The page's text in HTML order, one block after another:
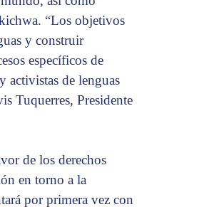
“Los objetivos
y construir
específicos de
activistas de lenguas
Tuquerres, Presidente
de los derechos
en torno a la
por primera vez con